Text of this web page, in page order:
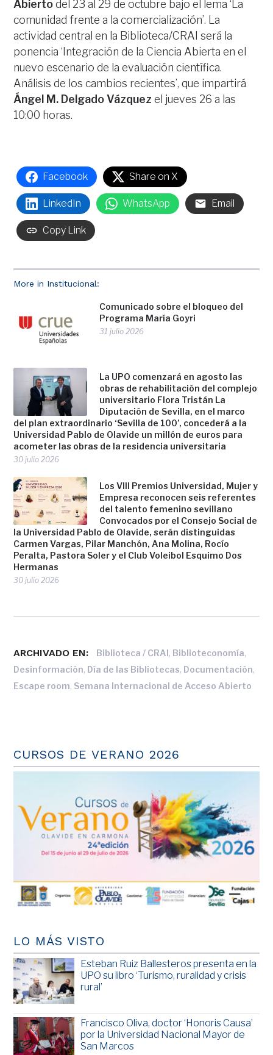
More in Institucional:
Comunicado sobre el bloqueo del
Programa María Goyri
31 julio 2026
La UPO comenzará en agosto las
obras de rehabilitación del complejo
universitario Flora Tristán La
Diputación de Sevilla, en el marco
del plan extraordinario ‘Sevilla de 100’, concederá a la
Universidad Pablo de Olavide un millón de euros para
acometer las obras de la residencia universitaria
30 julio 2026
Los VIII Premios Universidad, Mujer y
Empresa reconocen seis referentes
del talento femenino sevillano
Convocados por el Consejo Social de
la Universidad Pablo de Olavide, serán distinguidas
Carmen Vargas, Pilar Manchón, Ana Molina, Rocío
Peralta, Pastora Soler y el Club Voleibol Esquimo Dos
Hermanas
30 julio 2026
Abiertodel 23 al 29 de octubre bajo el lema ‘La
comunidad frente a la comercialización’. La
actividad central en la Biblioteca/CRAI será la
ponencia ‘Integración de la Ciencia Abierta en el
nuevo escenario de la evaluación científica.
Análisis de los cambios recientes’, que impartirá
Ángel M. Delgado Vázquez el jueves 26 a las
10:00 horas.
Facebook Share on X
LinkedIn WhatsApp Email
Copy Link
ARCHIVADO EN: Biblioteca / CRAI, Biblioteconomía,
Desinformación, Día de las Bibliotecas, Documentación,
Escape room, Semana Internacional de Acceso Abierto
CURSOS DE VERANO 2026
LO MÁS VISTO
Esteban Ruiz Ballesteros presenta en la
UPO su libro ‘Turismo, ruralidad y crisis
rural’
Francisco Oliva, doctor ‘Honoris Causa’
por la Universidad Nacional Mayor de
San Marcos